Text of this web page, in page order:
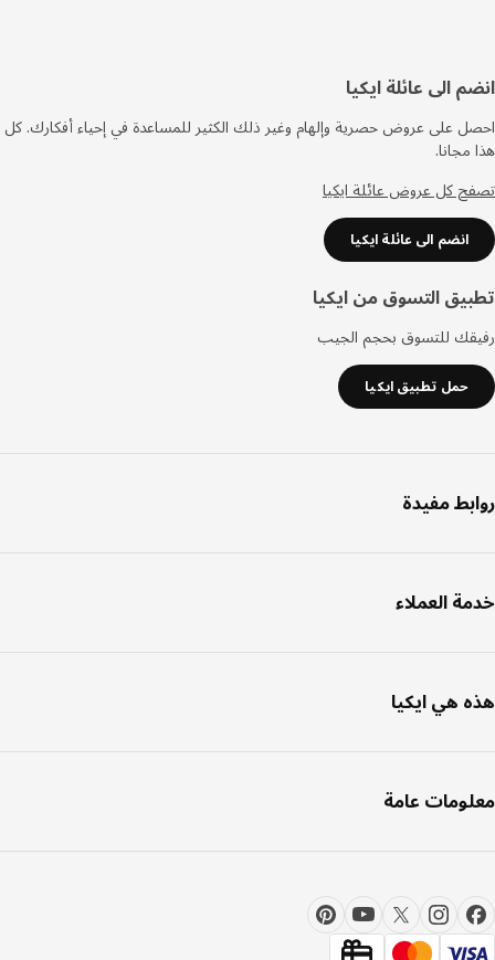
الى عائلة ايكيا
على عروض حصرية وإلهام وغير ذلك الكثير للمساعدة في إحياء أفكارك. كل
كل عروض عائلة ايكيا
انضم الى عائلة ايكيا
التسوق من ايكيا
للتسوق بحجم الجيب
حمل تطبيق ايكيا
مفيدة
العملاء
هي ايكيا
عامة